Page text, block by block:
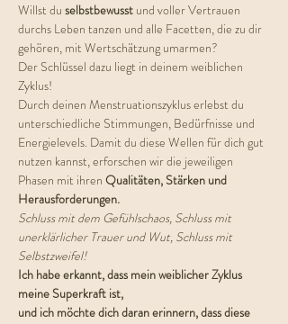
Willst du selbstbewusst und voller Vertrauen
durchs Leben tanzen und alle Facetten, die zu dir
gehören, mit Wertschätzung umarmen?
Der Schlüssel dazu liegt in deinem weiblichen
Zyklus!
Durch deinen Menstruationszyklus erlebst du
unterschiedliche Stimmungen, Bedürfnisse und
Energielevels. Damit du diese Wellen für dich gut
nutzen kannst, erforschen wir die jeweiligen
Phasen mit ihren Qualitäten, Stärken und
Herausforderungen.
Schluss mit dem Gefühlschaos, Schluss mit
unerklärlicher Trauer und Wut, Schluss mit
Selbstzweifel!
Ich habe erkannt, dass mein weiblicher Zyklus
meine Superkraft ist,
und ich möchte dich daran erinnern, dass diese